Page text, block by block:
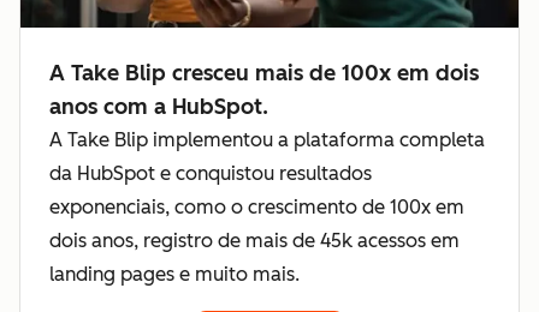
A Take Blip cresceu mais de 100x em dois
anos com a HubSpot.
A Take Blip implementou a plataforma completa
da HubSpot e conquistou resultados
exponenciais, como o crescimento de 100x em
dois anos, registro de mais de 45k acessos em
landing pages e muito mais.